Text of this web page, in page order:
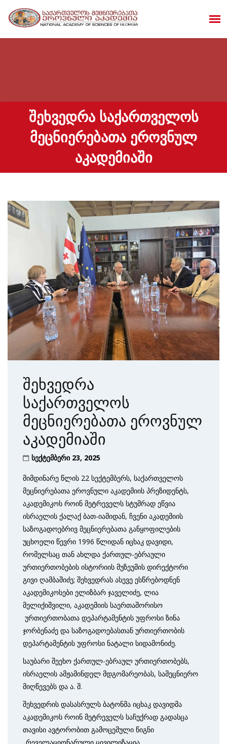
ᲨᲔᲮᲕᲔᲓᲠᲐ ᲡᲐᲥᲐᲠᲗᲕᲔᲚᲝᲡ
ᲛᲔᲪᲜᲘᲔᲠᲔᲑᲐᲗᲐ ᲔᲠᲝᲕᲜᲣᲚ
ᲐᲙᲐᲓᲔᲛᲘᲐᲨᲘ
შეხვედრა
საქართველოს
მეცნიერებათა ეროვნულ
აკადემიაში
სექტემბერი 23, 2025
მიმდინარე წლის 22 სექტემბერს, საქართველოს
მეცნიერებათა ეროვნული აკადემიის პრეზიდენტს,
აკადემიკოს როინ მეტრეველს სტუმრად ეწვია
ისრაელის ქალაქ ბათ-იამიდან, ჩვენი აკადემიის
საზოგადოებრივ მეცნიერებათა განყოფილების
უცხოელი წევრი 1996 წლიდან იცხაკ დავიდი,
რომელსაც თან ახლდა ქართულ-ებრაული
ურთიერთობების ისტორიის მუზეუმის დირექტორი
გივი ღამბაშიძე; შეხვედრას ასევე ესწრებოდნენ
აკადემიკოსები ელიზბარ ჯაველიძე, ლია
მელიქიშვილი, აკადემიის საერთაშორისო
ურთიერთობათა დეპარტამენტის უფროსი ზინა
ჯორბენაძე და საზოგადოებასთან ურთიერთობის
დეპარტამენტის უფროსი ნატალი სიდამონიძე.
საუბარი შეეხო ქართულ-ებრაულ ურთიერთობებს,
ისრაელის ამჟამინდელ მდგომარეობას, სამეცნიერო
მიღწევებს და ა. შ.
შეხვედრის დასასრულს ბატონმა იცხაკ დავიდმა
აკადემიკოს როინ მეტრეველს საჩუქრად გადასცა
თავისი ავტორობით გამოცემული წიგნი
„რეველაციონარული ცივილიზაცია